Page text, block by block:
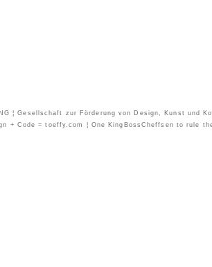
¦ Gesellschaft zur Förderung von Design, Kunst und
+ Code = toeffy.com ¦ One KingBossCheffsen to rule